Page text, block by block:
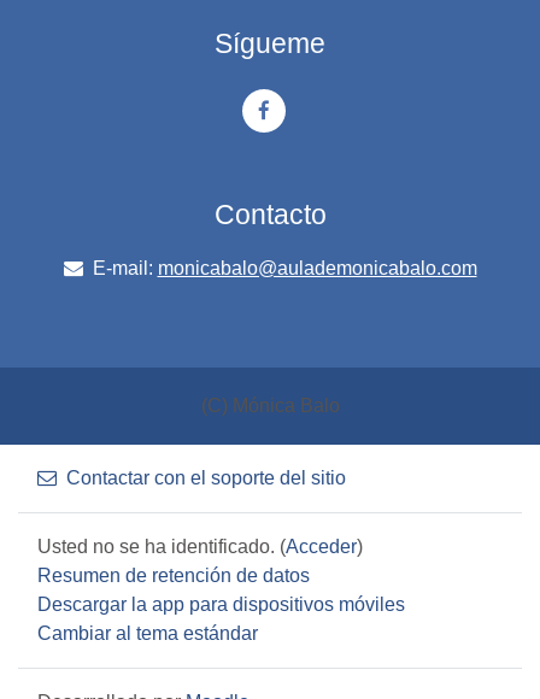
Sígueme
Contacto
E-mail: monicabalo@aulademonicabalo.com
(C) Mónica Balo
Contactar con el soporte del sitio
Usted no se ha identificado. (Acceder)
Resumen de retención de datos
Descargar la app para dispositivos móviles
Cambiar al tema estándar